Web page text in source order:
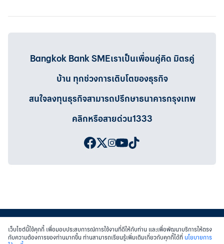
Bangkok Bank SMEเราเป็นเพื่อนคู่คิด มิตรคู่
บ้าน ทุกช่วงการเติบโตของธุรกิจ
สนใจลงทุนธุรกิจสามารถปรึกษาธนาคารกรุงเทพ
คลิกหรือสายด่วน1333
เว็บไซต์นี้ใช้คุกกี้ เพื่อมอบประสบการณ์การใช้งานที่ดีให้กับท่าน และเพื่อพัฒนาบริการให้ตรง
กับความต้องการของท่านมากขึ้น ท่านสามารถเรียนรู้เพิ่มเติมเกี่ยวกับคุกกี้ได้ที่ นโยบายการ